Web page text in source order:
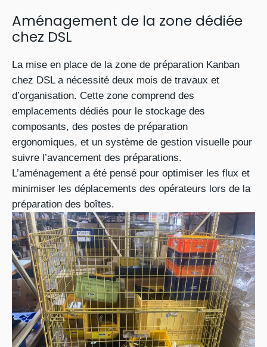
Aménagement de la zone dédiée
chez DSL
La mise en place de la zone de préparation Kanban
chez DSL a nécessité deux mois de travaux et
d’organisation. Cette zone comprend des
emplacements dédiés pour le stockage des
composants, des postes de préparation
ergonomiques, et un système de gestion visuelle pour
suivre l’avancement des préparations.
L’aménagement a été pensé pour optimiser les flux et
minimiser les déplacements des opérateurs lors de la
préparation des boîtes.